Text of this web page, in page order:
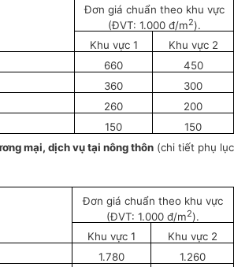
Đơn giá chuẩn theo khu vực
(ĐVT: 1.000 đ/m2).
Khu vực 1
Khu vực 2
660
450
360
300
260
200
150
150
mại, dịch vụ tại nông thôn (chi tiết phụ lục
Đơn giá chuẩn theo khu vực
(ĐVT: 1.000 đ/m2).
Khu vực 1
Khu vực 2
1.780
1.260